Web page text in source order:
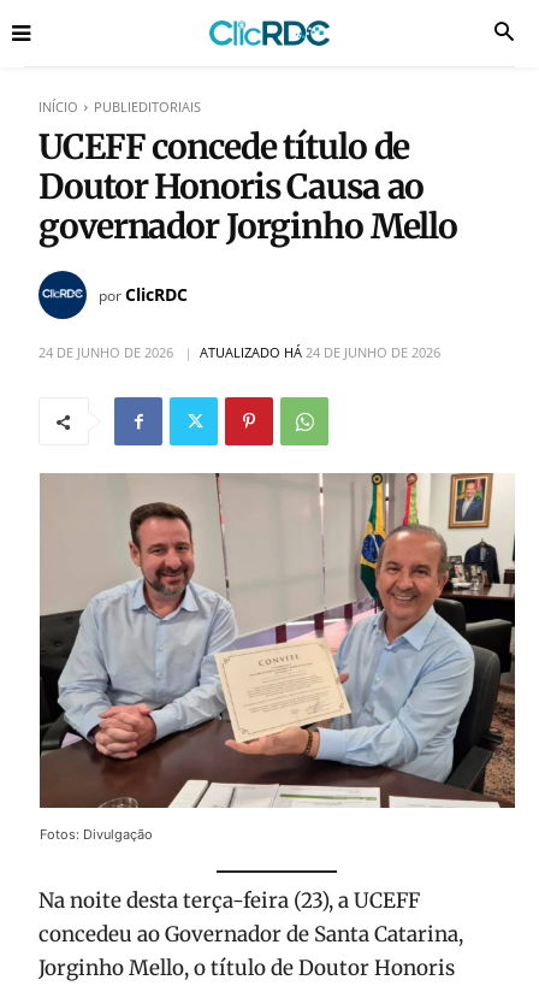
INÍCIO PUBLIEDITORIAIS
UCEFF concede título de
Doutor Honoris Causa ao
governador Jorginho Mello
porClicRDC
24 DE JUNHO DE 2026 ATUALIZADO HÁ 24 DE JUNHO DE 2026
Fotos: Divulgação
Na noite desta terça-feira (23), a UCEFF
concedeu ao Governador de Santa Catarina,
Jorginho Mello, o título de Doutor Honoris